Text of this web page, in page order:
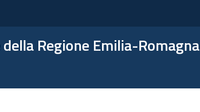
Regione Emilia-Romagna